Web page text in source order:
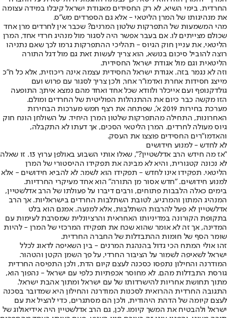
החרדית. בימי השיא, לא רק החסידים מאגודת ישראל קיבלו במידה עצומה
את מנהיגותו של המרן הליטאי - אלא גם הספרדים מש"ס.
מהי המשמעות של התפרקות שלטון המרנים? שכבר אין לחרדים מרן אחד
שכולם מצייתים לו. אם בעבר אפשר היה לסגור מול מנהיג חרדי אחד, המרן
הליטאי, את עניין חוק הגיוס - תהליכי ההתפרקות גרמו לכך שאם נתניהו
רוצה להוביל סיכום בנושא, הוא צריך לעשות זאת גם מול דגל התורה
הליטאית וגם מול אגודת ישראל החסידית.
וזה לא נגמר בזה. אגודת ישראל החסידית עצמה אינה ריכוזית, אלא כל ח"כ
מייצג חסידות אחרת ואדמו"ר אחר, ולכן צריך לסגור עם פרוש ועם
גולדקנופף ועם אייכלר ולוודא שכל אחד ואחד מהם נמצא איתך. התופעה
הזו מקשה כבר כיום את ההתנהלות הפוליטית של החרדים ומולם.
מערכת בחירות 2019 א', שפתחה את רצף חמש מערכות הבחירות
האחרונות, התחילה מהתפרקות שלטון המרן היחיד. על השולחן הונח חוק
גיוס מעולה לחרדים. המרן הליטאי הסכים, אך דעתו לא התקבלה,
והאדמו"רים החסידים פוצצו את העסק.
לא לחדש - למנוע חידושים
"אז מה חידש הרב אדלשטיין?", שאלו אותי השבוע באולפן ערוץ 13. זו שאלה
לא נכונה קטגורית, והיא לא מבינה את תפקידו ההיסטורי של המרן
הליטאי. תפקידו אינו לחדש - תפקידו הוא לשמר. לא להביא חידושים - אלא
למנוע חידושים. "חדש אסור מן התורה" הוא אחד מעיקרי החרדיות.
בימים כאלה הלבבות פתוחים, ורבים דיברו על פעולתו של הרב אדלשטיין,
המנהיג המתון והמרגיע, לטובת השתלבות החרדים בישראליות. אך הרב
אדלשטיין לא פעל להרבות השתלבות, אלא למנעה. אמנם הוא בלט
בתקופת הקורונה במדיניותו האחראית והרציונלית שמסרבת לעימות עם
המדינה, אך זה לא אומר שהוא שכח את תפקידו המרכזי של המרן - להיות
שומר הסף של חומות ההתבדלות של החברה החרדית.
זהו אולי המתח הכי גדול בהנהגת המרנים - בין השאיפה לדאוג לכלל
ישראל לשאיפה לשמור על הציבור החרדי, על פך השמן הקטן והטהור.
המודרנה והחילון נתפסו כסכנה לעצם קיום הדת, ולכן התפיסה החרדית
גורסת התבדלות מהם. לא מחוסר אכפתיות כלפי עם ישראל - נהפוך הוא,
מתוך תחושת אחריות להישרדותו של עם ישראל ומתוך אהבת ישראל.
התגובה החרדית ההרואית לסכנות המודרנה והחילון היא שמדובר בסכנה
לעצם קיומה של הדהת היהודית, ולכן הם מסתגרים, כדי להציל את עם
ישראל ולהבטיח את המשך קיומו. לכן, גם הרב אדלשטיין היה אידיאולוג של